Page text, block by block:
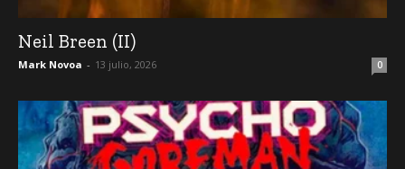
Neil Breen (II)
Mark Novoa - 13 julio, 2026 0